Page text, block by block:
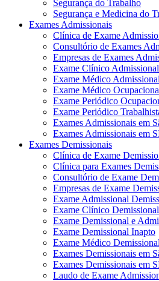
Segurança do Trabalho
Segurança e Medicina do
Exames Admissionais
Clínica de Exame
Consultório de Exames
Empresas de Exames
Exame Clínico Admissional
Exame Médico Admissional
Exame Médico
Exame Periódico
Exame Periódico
Exames Admissionais em
Exames Admissionais em
Exames Demissionais
Clínica de Exame
Clínica para Exames
Consultório de Exame
Empresas de Exame
Exame Admissional
Exame Clínico Demissional
Exame Demissional e
Exame Demissional Inapto
Exame Médico Demissional
Exames Demissionais em
Exames Demissionais em
Laudo de Exame